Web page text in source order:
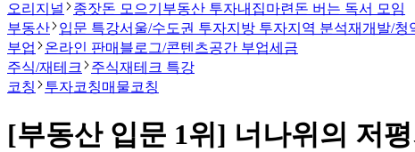
오리지널
종잣돈 모으기 부동산 투자내집마련 돈 버는 독서 모임
부동산
입문 특강서울/수도권 투자지방 투자지역 분석재개발/청
부업
온라인 판매 블로그/콘텐츠공간 부업세금
주식/재테크
주식재테크 특강
코칭
투자코칭매물코칭
[부동산 입문 1위] 너나위의 저